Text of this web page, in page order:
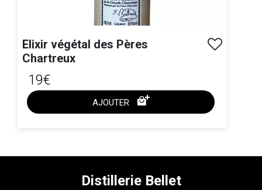
Elixir végétal des Pères
Chartreux
19€
AJOUTER
Distillerie Bellet